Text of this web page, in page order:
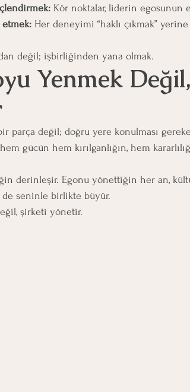
Kör noktalar, liderin egosunun
Her deneyimi “haklı çıkmak”
değil; işbirliğinden yana olmak.
Yenmek Değil,
bir parça değil; doğru yere konulması
gücün hem kırılganlığın, hem
derinleşir. Egonu yönettiğin her an,
seninle birlikte büyür.
şirketi yönetir.